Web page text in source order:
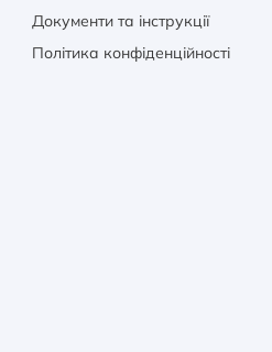
Документи та інструкції
Політика конфіденційності